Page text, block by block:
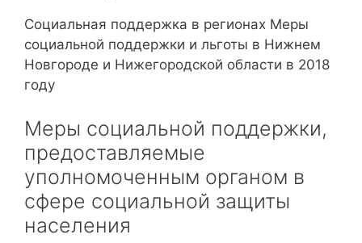
Социальная поддержка в регионах Меры
социальной поддержки и льготы в Нижнем
Новгороде и Нижегородской области в 2018
году
Меры социальной поддержки,
предоставляемые
уполномоченным органом в
сфере социальной защиты
населения